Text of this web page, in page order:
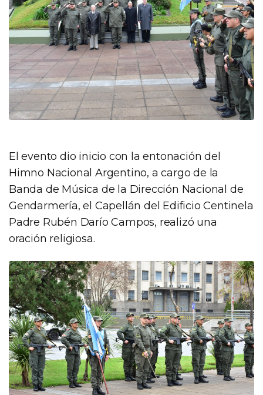
El evento dio inicio con la entonación del
Himno Nacional Argentino, a cargo de la
Banda de Música de la Dirección Nacional de
Gendarmería, el Capellán del Edificio Centinela
Padre Rubén Darío Campos, realizó una
oración religiosa.